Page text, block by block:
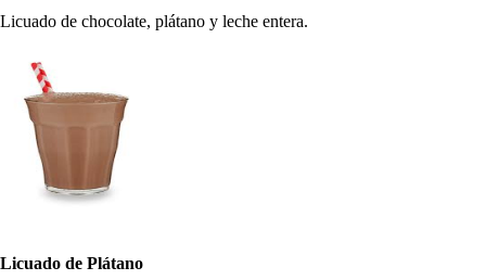
Licuado de chocolate, plátano y leche entera.
Licuado de Plátano